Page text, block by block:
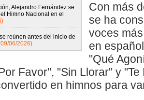
Alejandro Fernández se
Himno Nacional en el
reúnen antes del inicio de
06/2026)
Con más
se ha
voces
en
"Qué
Favor", "Sin Llorar" y
en himnos para